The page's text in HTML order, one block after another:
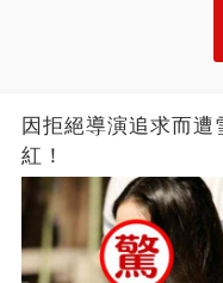
因拒絕導演追求而
紅！